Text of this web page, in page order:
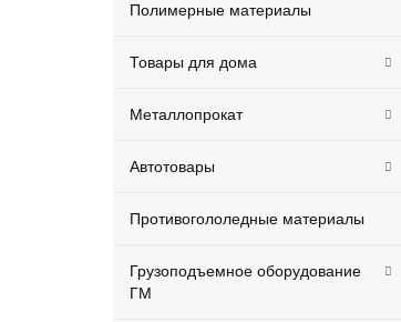
Полимерные материалы
Товары для дома
Металлопрокат
Автотовары
Противогололедные материалы
Грузоподъемное оборудование
ГМ